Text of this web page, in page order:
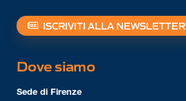
ISCRIVITI ALLA NEWSLETTER
Dove siamo
Sede di Firenze